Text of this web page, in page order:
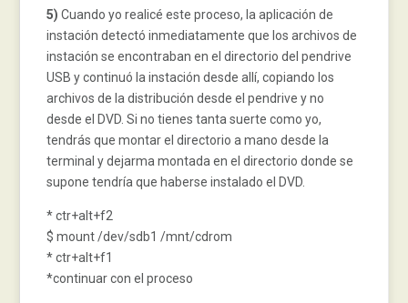
5) Cuando yo realicé este proceso, la aplicación de
instación detectó inmediatamente que los archivos de
instación se encontraban en el directorio del pendrive
USB y continuó la instación desde allí, copiando los
archivos de la distribución desde el pendrive y no
desde el DVD. Si no tienes tanta suerte como yo,
tendrás que montar el directorio a mano desde la
terminal y dejarma montada en el directorio donde se
supone tendría que haberse instalado el DVD.
* ctr+alt+f2
$ mount /dev/sdb1 /mnt/cdrom
* ctr+alt+f1
*continuar con el proceso